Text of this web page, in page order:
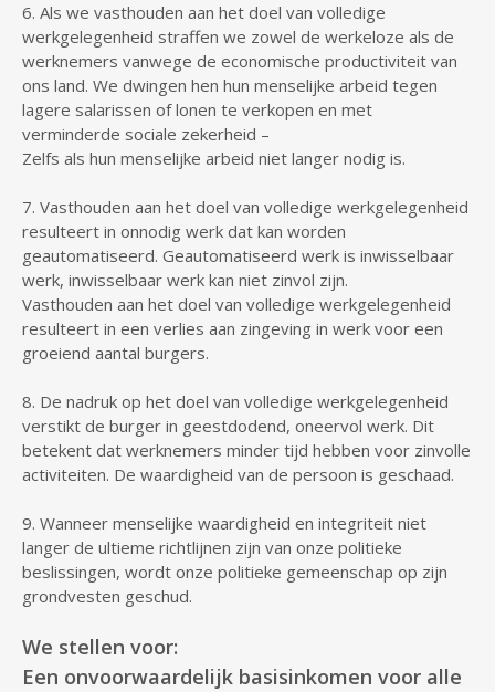
6. Als we vasthouden aan het doel van volledige
werkgelegenheid straffen we zowel de werkeloze als de
werknemers vanwege de economische productiviteit van
ons land. We dwingen hen hun menselijke arbeid tegen
lagere salarissen of lonen te verkopen en met
verminderde sociale zekerheid –
Zelfs als hun menselijke arbeid niet langer nodig is.
7. Vasthouden aan het doel van volledige werkgelegenheid
resulteert in onnodig werk dat kan worden
geautomatiseerd. Geautomatiseerd werk is inwisselbaar
werk, inwisselbaar werk kan niet zinvol zijn.
Vasthouden aan het doel van volledige werkgelegenheid
resulteert in een verlies aan zingeving in werk voor een
groeiend aantal burgers.
8. De nadruk op het doel van volledige werkgelegenheid
verstikt de burger in geestdodend, oneervol werk. Dit
betekent dat werknemers minder tijd hebben voor zinvolle
activiteiten. De waardigheid van de persoon is geschaad.
9. Wanneer menselijke waardigheid en integriteit niet
langer de ultieme richtlijnen zijn van onze politieke
beslissingen, wordt onze politieke gemeenschap op zijn
grondvesten geschud.
We stellen voor:
Een onvoorwaardelijk basisinkomen voor alle